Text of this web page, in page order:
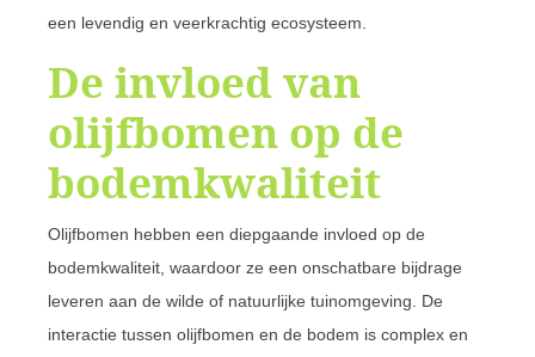
een levendig en veerkrachtig ecosysteem.
De invloed van
olijfbomen op de
bodemkwaliteit
Olijfbomen hebben een diepgaande invloed op de
bodemkwaliteit, waardoor ze een onschatbare bijdrage
leveren aan de wilde of natuurlijke tuinomgeving. De
interactie tussen olijfbomen en de bodem is complex en